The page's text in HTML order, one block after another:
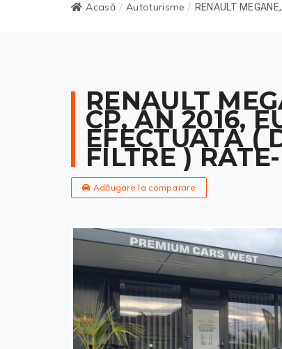
Acasă / Autoturisme / RENAULT
RENAULT
CP, AN 2016,
EFECTUATA (
FILTRE )
Adăugare la comparare